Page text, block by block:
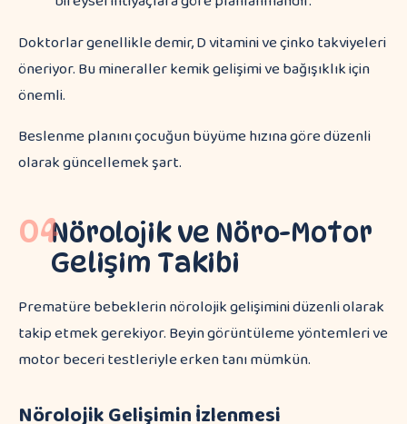
Doktorlar genellikle demir, D vitamini ve çinko takviyeleri
öneriyor. Bu mineraller kemik gelişimi ve bağışıklık için
önemli.
Beslenme planını çocuğun büyüme hızına göre düzenli
olarak güncellemek şart.
04Nörolojik ve Nöro-Motor
Gelişim Takibi
Prematüre bebeklerin nörolojik gelişimini düzenli olarak
takip etmek gerekiyor. Beyin görüntüleme yöntemleri ve
motor beceri testleriyle erken tanı mümkün.
Nörolojik Gelişimin İzlenmesi